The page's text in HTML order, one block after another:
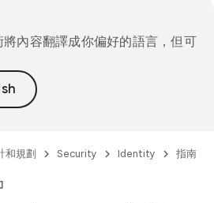
內容翻譯成你偏好的語言，但可
和規劃 Security Identity 指南